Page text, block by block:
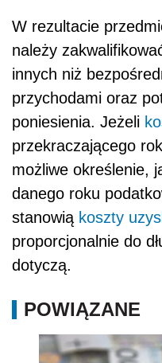
W rezultacie
należy
innych niż
przychodami oraz
poniesienia. Jeżeli
przekraczającego
możliwe określenie,
danego roku
stanowią koszty
proporcjonalnie do
dotyczą.
POWIĄZANE